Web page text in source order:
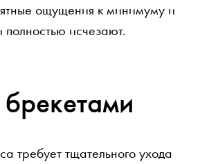
ощущения к минимуму и
исчезают.
требует тщательного ухода